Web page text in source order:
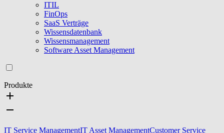
ITIL
FinOps
SaaS Verträge
Wissensdatenbank
Wissensmanagement
Software Asset Management
Produkte
IT Service ManagementIT Asset ManagementCustomer Service